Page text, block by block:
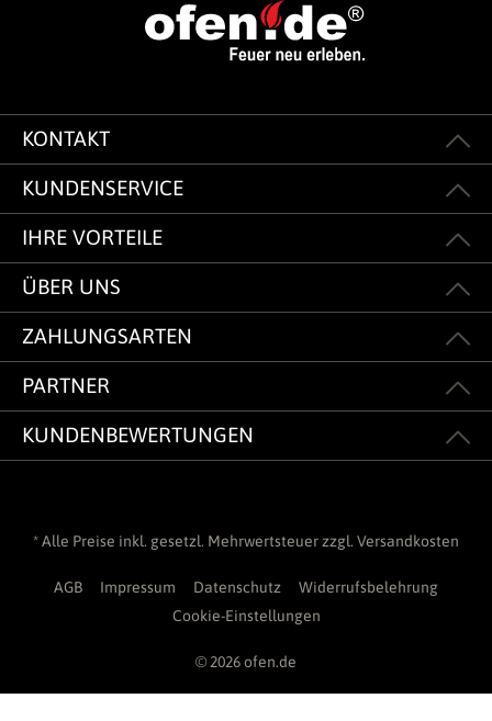
KONTAKT
KUNDENSERVICE
IHRE VORTEILE
ÜBER UNS
ZAHLUNGSARTEN
PARTNER
KUNDENBEWERTUNGEN
* Alle Preise inkl. gesetzl. Mehrwertsteuer zzgl. Versandkosten
AGB Impressum Datenschutz
Widerrufsbelehrung
Cookie-Einstellungen
© 2026 ofen.de